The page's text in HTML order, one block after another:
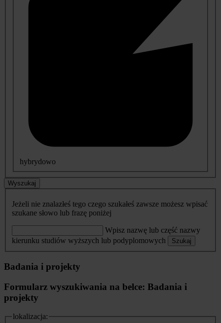
hybrydowo
Wyszukaj
Jeżeli nie znalazłeś tego czego szukałeś zawsze możesz wpisać
szukane słowo lub frazę poniżej
Wpisz nazwę lub część nazwy
kierunku studiów wyższych lub podyplomowych
Szukaj
Badania i projekty
Formularz wyszukiwania na belce: Badania i
projekty
lokalizacja: